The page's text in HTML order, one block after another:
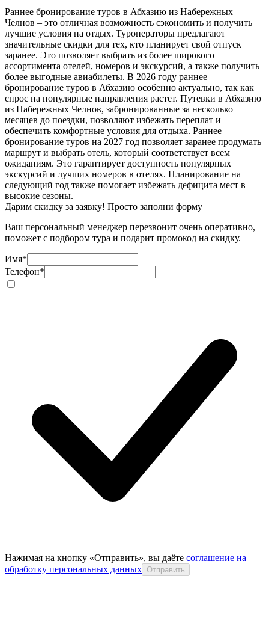
Раннее бронирование туров в Абхазию из Набережных
Челнов – это отличная возможность сэкономить и получить
лучшие условия на отдых. Туроператоры предлагают
значительные скидки для тех, кто планирует свой отпуск
заранее. Это позволяет выбрать из более широкого
ассортимента отелей, номеров и экскурсий, а также получить
более выгодные авиабилеты. В 2026 году раннее
бронирование туров в Абхазию особенно актуально, так как
спрос на популярные направления растет. Путевки в Абхазию
из Набережных Челнов, забронированные за несколько
месяцев до поездки, позволяют избежать переплат и
обеспечить комфортные условия для отдыха. Раннее
бронирование туров на 2027 год позволяет заранее продумать
маршрут и выбрать отель, который соответствует всем
ожиданиям. Это гарантирует доступность популярных
экскурсий и лучших номеров в отелях. Планирование на
следующий год также помогает избежать дефицита мест в
высокие сезоны.
Дарим скидку за заявку! Просто заполни форму
Ваш персональный менеджер перезвонит очень оперативно,
поможет с подбором тура и подарит промокод на скидку.
Имя*
Телефон*
Нажимая на кнопку «Отправить», вы даёте соглашение на
обработку персональных данных Отправить